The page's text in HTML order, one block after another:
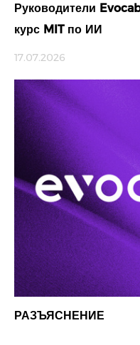
Руководители
курс MIT по ИИ
17.07.2026
РАЗЪЯСНЕНИЕ